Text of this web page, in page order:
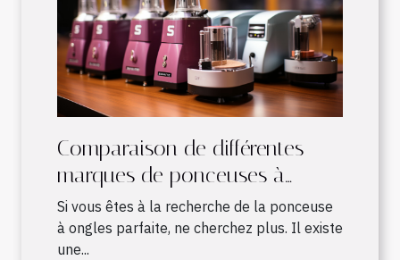
Comparaison de différentes
marques de ponceuses à
ongles
Si vous êtes à la recherche de la ponceuse
à ongles parfaite, ne cherchez plus. Il existe
une...